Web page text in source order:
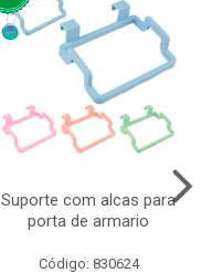
Suporte com alcas para
porta de armario
Código: 830624